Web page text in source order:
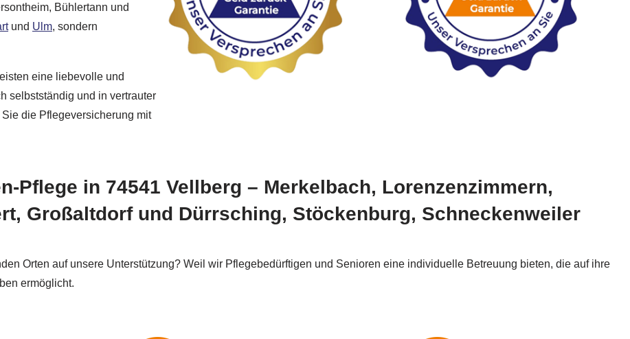
Bühlertann und
und Ulm, sondern
eine liebevolle und
selbstständig und in vertrauter
die Pflegeversicherung mit
Pflege in 74541 Vellberg – Merkelbach, Lorenzenzimmern,
Großaltdorf und Dürrsching, Stöckenburg, Schneckenweiler
Orten auf unsere Unterstützung? Weil wir Pflegebedürftigen und Senioren eine individuelle Betreuung bieten, die auf ihre
ermöglicht.